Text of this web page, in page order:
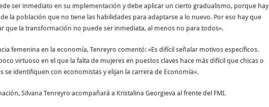
ser inmediato en su implementación y debe aplicar un cierto gradualismo, porque hay
la población que no tiene las habilidades para adaptarse a lo nuevo. Por eso hay que
que la transformación no puede ser inmediata, al menos no para todos».
femenina en la economía, Tenreyro comentó: «Es difícil señalar motivos específicos.
virtuoso en el que la falta de mujeres en puestos claves hace más difícil que chicas o
se identifiquen con economistas y elijan la carrera de Economía».
Silvana Tenreyro acompañará a Kristalina Georgieva al frente del FMI.